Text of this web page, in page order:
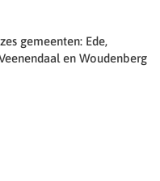
gemeenten: Ede,
en Woudenberg